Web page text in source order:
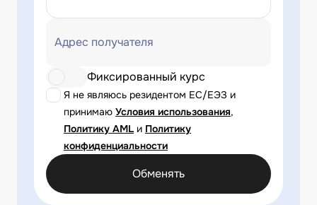
Адрес получателя
Я не являюсь резидентом ЕС/ЕЭЗ и
принимаю Условия использования,
Политику AML и Политику
конфиденциальности
Фиксированный курс
Обменять